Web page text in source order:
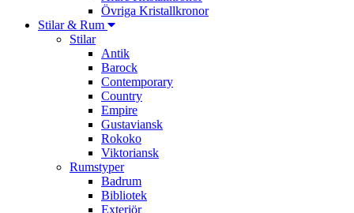
Övriga Kristallkronor
Stilar & Rum
Stilar
Antik
Barock
Contemporary
Country
Empire
Gustaviansk
Rokoko
Viktoriansk
Rumstyper
Badrum
Bibliotek
Exteriör